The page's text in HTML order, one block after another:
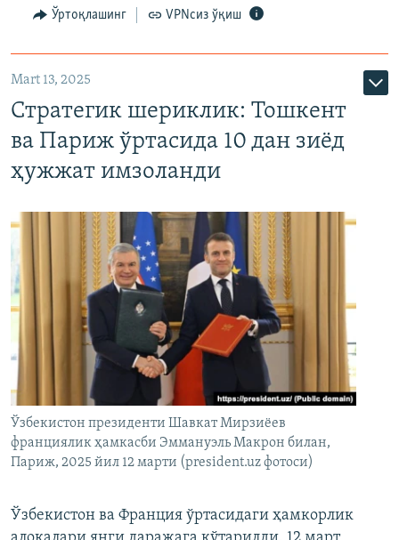
Ўртоқлашинг VPNсиз ўқиш
Mart 13, 2025
Стратегик шериклик: Тошкент
ва Париж ўртасида 10 дан зиёд
ҳужжат имзоланди
Ўзбекистон президенти Шавкат Мирзиёев
франциялик ҳамкасби Эммануэль Макрон билан,
Париж, 2025 йил 12 марти (president.uz фотоси)
Ўзбекистон ва Франция ўртасидаги ҳамкорлик